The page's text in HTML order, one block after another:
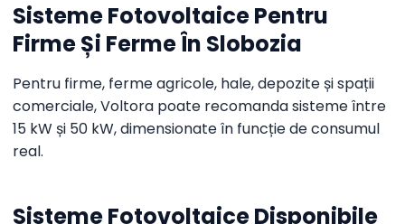
Sisteme Fotovoltaice Pentru
Firme Și Ferme În Slobozia
Pentru firme, ferme agricole, hale, depozite și spații
comerciale, Voltora poate recomanda sisteme între
15 kW și 50 kW, dimensionate în funcție de consumul
real.
Sisteme Fotovoltaice Disponibile